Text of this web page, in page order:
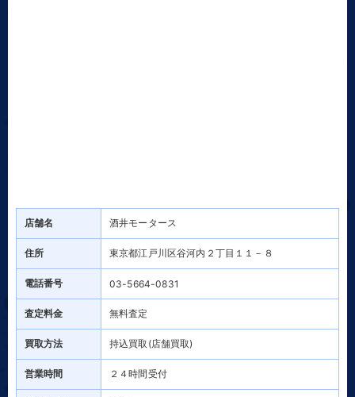
店舗名 酒井モータース
住所 東京都江戸川区谷河内２丁目１１－８
電話番号 03-5664-0831
査定料金 無料査定
買取方法 持込買取(店舗買取)
営業時間 ２４時間受付